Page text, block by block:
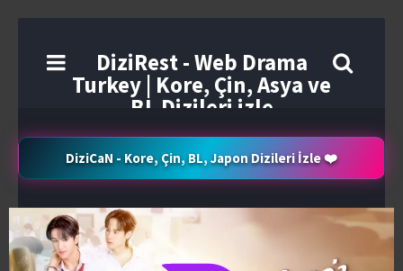
DiziRest - Web Drama
Turkey | Kore, Çin, Asya ve
BL Dizileri izle
DiziCaN - Kore, Çin, BL, Japon Dizileri İzle ❤️